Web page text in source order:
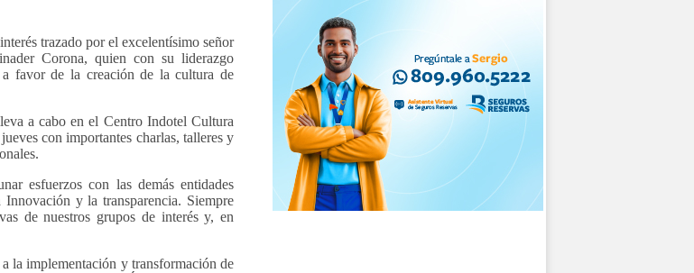
trazado por el excelentísimo señor
Corona, quien con su liderazgo
favor de la creación de la cultura de
a cabo en el Centro Indotel Cultura
con importantes charlas, talleres y
esfuerzos con las demás entidades
Innovación y la transparencia. Siempre
de nuestros grupos de interés y, en
la implementación y transformación de